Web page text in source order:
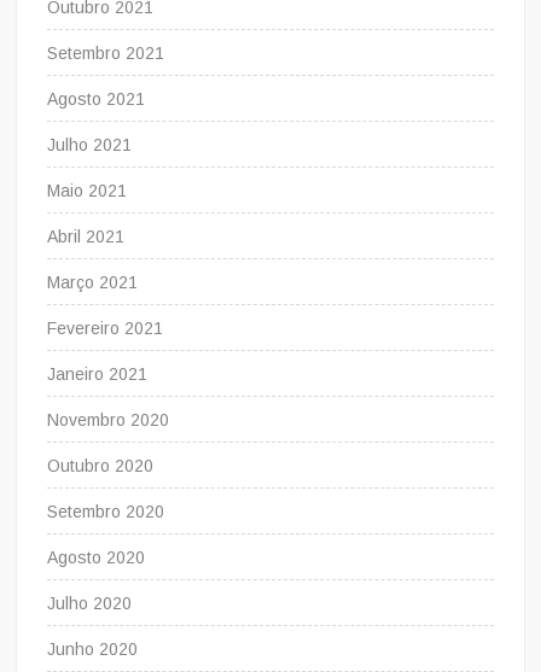
Outubro 2021
Setembro 2021
Agosto 2021
Julho 2021
Maio 2021
Abril 2021
Março 2021
Fevereiro 2021
Janeiro 2021
Novembro 2020
Outubro 2020
Setembro 2020
Agosto 2020
Julho 2020
Junho 2020